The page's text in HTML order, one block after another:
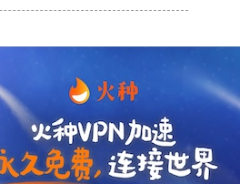
支持
支持[0] 反对[0]